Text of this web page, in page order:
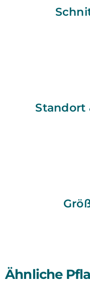
Standort
Ähnliche